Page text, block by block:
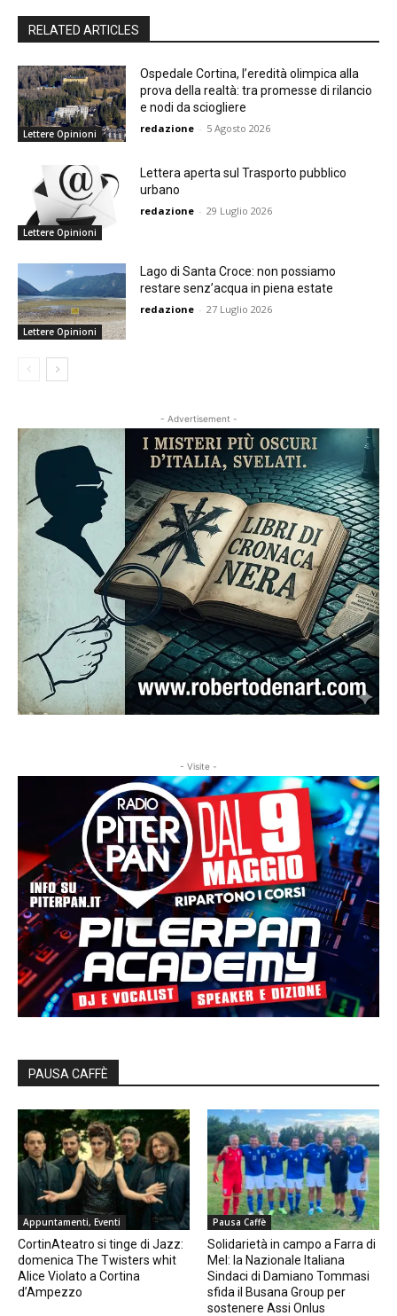
RELATED ARTICLES
Lettere Opinioni
Ospedale Cortina, l’eredità olimpica alla
prova della realtà: tra promesse di rilancio
e nodi da sciogliere
redazione - 5 Agosto 2026
Lettere Opinioni
Lettera aperta sul Trasporto pubblico
urbano
redazione - 29 Luglio 2026
Lettere Opinioni
Lago di Santa Croce: non possiamo
restare senz’acqua in piena estate
redazione - 27 Luglio 2026
- Advertisement -
- Visite -
PAUSA CAFFÈ
Appuntamenti, Eventi
CortinAteatro si tinge di Jazz:
domenica The Twisters whit
Alice Violato a Cortina
d’Ampezzo
Pausa Caffè
Solidarietà in campo a Farra di
Mel: la Nazionale Italiana
Sindaci di Damiano Tommasi
sfida il Busana Group per
sostenere Assi Onlus